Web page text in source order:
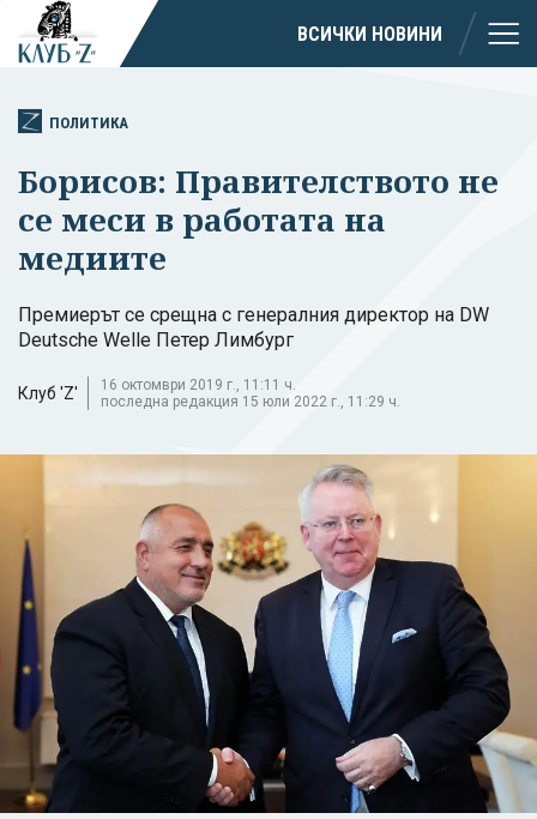
ВСИЧКИ НОВИНИ
ПОЛИТИКА
Борисов: Правителството не
се меси в работата на
медиите
Премиерът се срещна с генералния директор на DW
Deutsche Welle Петер Лимбург
Клуб 'Z'
16 октомври 2019 г., 11:11 ч.
последна редакция 15 юли 2022 г., 11:29 ч.